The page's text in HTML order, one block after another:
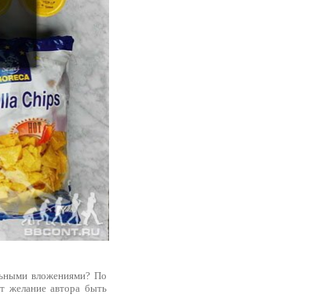
вложениями? По
желание автора быть